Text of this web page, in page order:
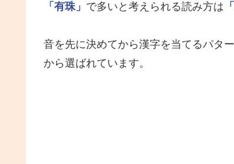
「有珠」 で多いと考えられる読み方は
音を先に決めてから漢字を当てるパタ
から選ばれています。